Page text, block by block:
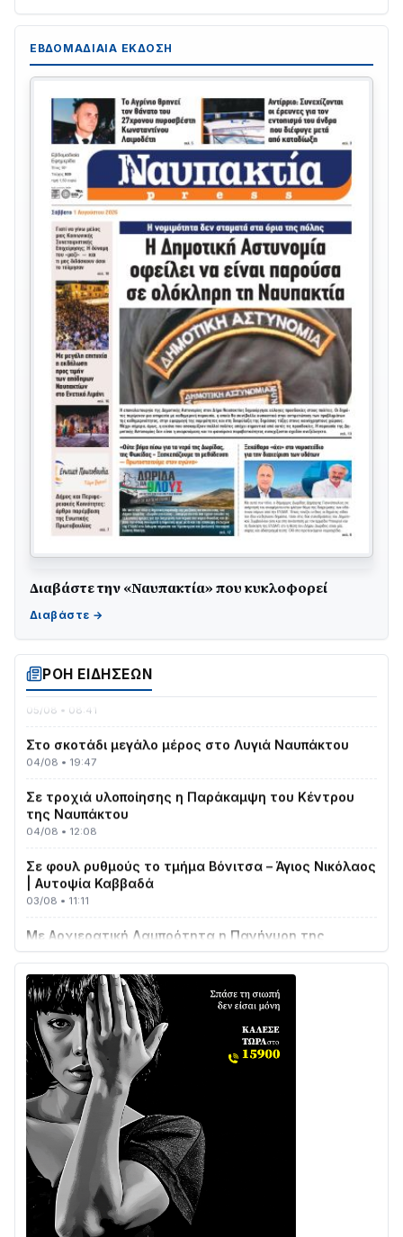
Διαβάστε την «Ναυπακτία» που κυκλοφορεί
ΡΟΗ ΕΙΔΗΣΕΩΝ
Παράδοση, Χορός & Γλέντι!
ΤΟ ΠΑΡΤΥ ΣΥΝΕΧΙΖΕΤΑΙ…
05/08 • 08:41
04/08 • 19:47
της Ναυπάκτου
04/08 • 12:08
| Αυτοψία Καββαδά
03/08 • 11:11
Μεταμορφώσεως του Σωτήρος στο Γολέμι
03/08 • 07:45
Ενισχύεται η Πολιτική Προστασία στο Δήμο Αγρινίου
με δύο νέα υδροφόρα οχήματα
02/08 • 18:26
Διαβάστε την «Ναυπακτία» που κυκλοφορεί
31/07 • 08:16
Δωρίδα για Όλους: «Καμία εκχώρηση των νερών
στην ΕΥΔΑΠ»
28/07 • 21:46
Διαβάστε την «Ναυπακτία» που κυκλοφορεί
24/07 • 11:31
Γιορτή της Τράτας 2026 | Ερατεινή Δωρίδας: